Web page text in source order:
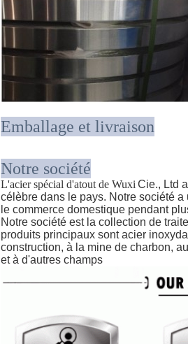
Emballage et livraison
Notre société
L'acier spécial d'atout de Wuxi Cie., Ltd
célèbre dans le pays. Notre société
le commerce domestique pendant
Notre société est la collection de
produits principaux sont acier
construction, à la mine de charbon,
et à d'autres champs